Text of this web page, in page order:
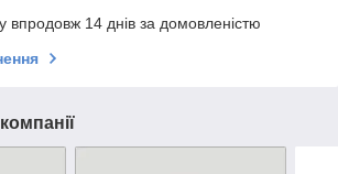
впродовж 14 днів за домовленістю